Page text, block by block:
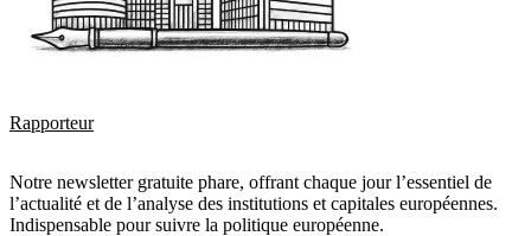
Rapporteur
Notre newsletter gratuite phare, offrant chaque jour l’essentiel de
l’actualité et de l’analyse des institutions et capitales européennes.
Indispensable pour suivre la politique européenne.